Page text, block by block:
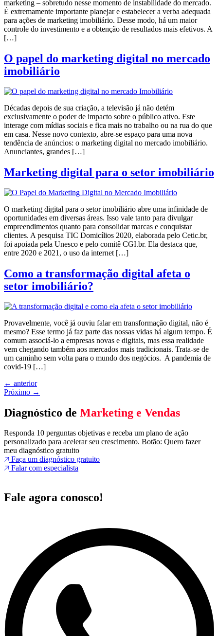
marketing – sobretudo nesse momento de instabilidade do mercado.
É extremamente importante planejar e estabelecer a verba adequada
para ações de marketing imobiliário. Desse modo, há um maior
controle do investimento e a obtenção de resultados mais efetivos. A
[…]
O papel do marketing digital no mercado
imobiliário
Décadas depois de sua criação, a televisão já não detém
exclusivamente o poder de impacto sobre o público ativo. Este
interage com mídias sociais e fica mais no trabalho ou na rua do que
em casa. Nesse novo contexto, abre-se espaço para uma nova
tendência de anúncios: o marketing digital no mercado imobiliário.
Anunciantes, grandes […]
Marketing digital para o setor imobiliário
O marketing digital para o setor imobiliário abre uma infinidade de
oportunidades em diversas áreas. Isso vale tanto para divulgar
empreendimentos quanto para consolidar marcas e conquistar
clientes. A pesquisa TIC Domicílios 2020, elaborada pelo Cetic.br,
foi apoiada pela Unesco e pelo comitê CGI.br. Ela destaca que,
entre 2020 e 2021, o uso da internet […]
Como a transformação digital afeta o
setor imobiliário?
Provavelmente, você já ouviu falar em transformação digital, não é
mesmo? Esse termo já faz parte das nossas vidas há algum tempo. É
comum associá-lo a empresas novas e digitais, mas essa realidade
vem chegando também aos mercados mais tradicionais. Trata-se de
um caminho sem volta para o mundo dos negócios. A pandemia de
covid-19 […]
← anterior
Próximo →
Diagnóstico de Marketing e Vendas
Responda 10 perguntas objetivas e receba um plano de ação
personalizado para acelerar seu crescimento. Botão: Quero fazer
meu diagnóstico gratuito
Faça um diagnóstico gratuito
Falar com especialista
Fale agora conosco!